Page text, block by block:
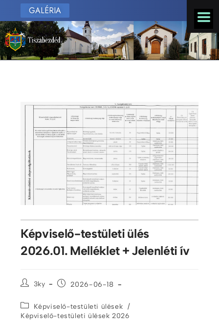
GALÉRIA
Képviselő-testületi ülés
2026.01. Melléklet + Jelenléti ív
3ky 2026-06-18
Képviselő-testületi ülések /
Képviselő-testületi ülések 2026